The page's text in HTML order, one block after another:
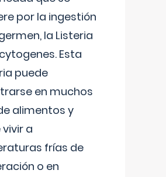
por la ingestión
la Listeria
Esta
puede
en muchos
alimentos y
a
frías de
o en